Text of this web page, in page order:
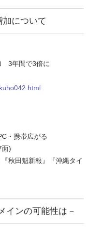
加について
3年間で3倍に
・携帯広がる
面)
秋田魁新報』『沖縄タイ
インの可能性は－